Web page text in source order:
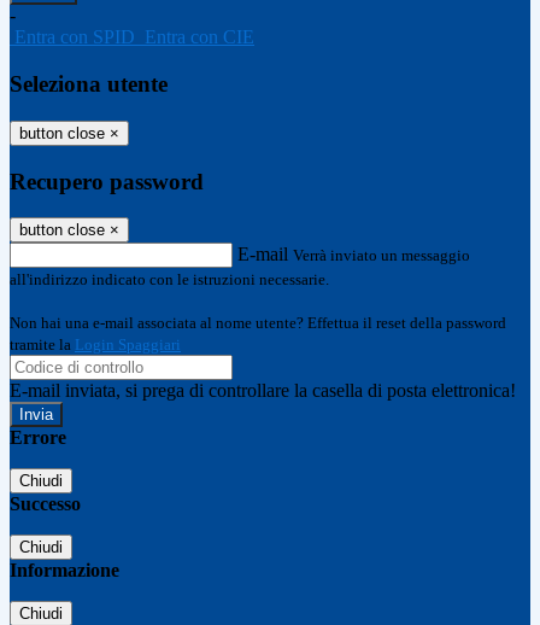
-
Entra con SPID Entra con CIE
Seleziona utente
button close ×
Recupero password
button close ×
E-mail Verrà inviato un messaggio
all'indirizzo indicato con le istruzioni necessarie.
Non hai una e-mail associata al nome utente? Effettua il reset della password
tramite la Login Spaggiari
E-mail inviata, si prega di controllare la casella di posta elettronica!
Errore
Chiudi
Successo
Chiudi
Informazione
Chiudi